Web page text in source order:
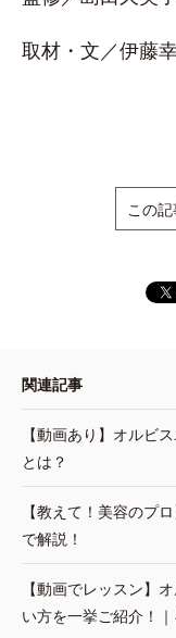
取材・文／伊藤
この
関連記事
【動画あり】オルビ
とは？
【教えて！美容のプ
で解説！
【動画でレッスン】
い方を一挙ご紹介！